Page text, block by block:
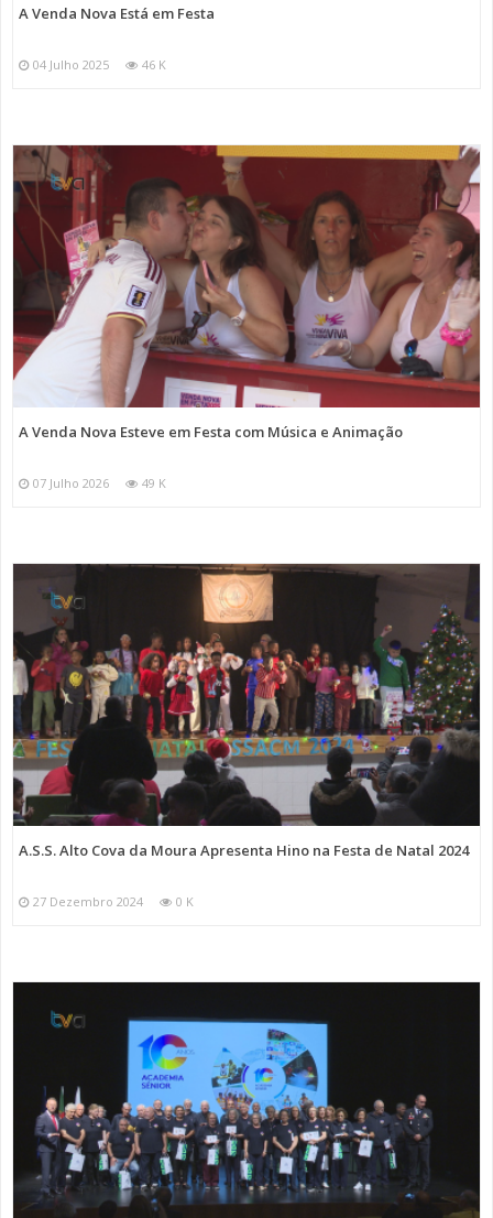
A Venda Nova Está em Festa
04 Julho 2025 46 K
A Venda Nova Esteve em Festa com Música e Animação
07 Julho 2026 49 K
A.S.S. Alto Cova da Moura Apresenta Hino na Festa de Natal 2024
27 Dezembro 2024 0 K